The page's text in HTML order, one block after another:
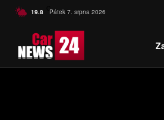
19.8 C Czech
Pátek 7. srpna 2026